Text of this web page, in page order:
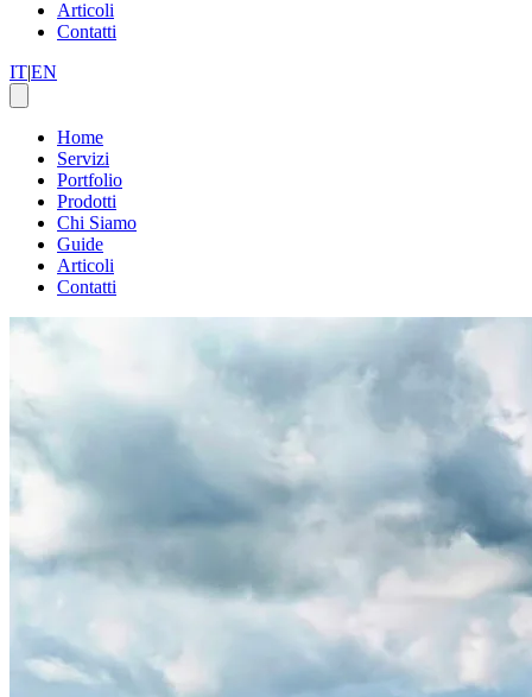
Articoli
Contatti
IT|EN
Home
Servizi
Portfolio
Prodotti
Chi Siamo
Guide
Articoli
Contatti